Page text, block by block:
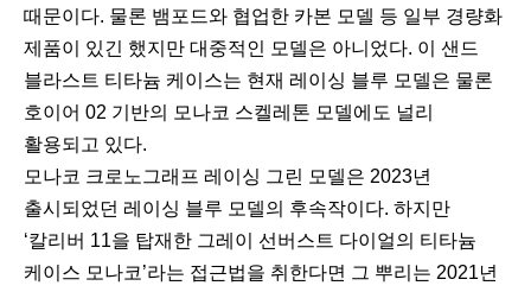
때문이다. 물론 뱀포드와 협업한 카본 모델 등 일부 경량화
제품이 있긴 했지만 대중적인 모델은 아니었다. 이 샌드
블라스트 티타늄 케이스는 현재 레이싱 블루 모델은 물론
호이어 02 기반의 모나코 스켈레톤 모델에도 널리
활용되고 있다.
모나코 크로노그래프 레이싱 그린 모델은 2023년
출시되었던 레이싱 블루 모델의 후속작이다. 하지만
‘칼리버 11을 탑재한 그레이 선버스트 다이얼의 티타늄
케이스 모나코’라는 접근법을 취한다면 그 뿌리는 2021년